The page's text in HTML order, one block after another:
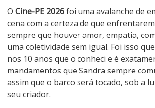
O Cine-PE 2026foi uma avalanche de
cena com a certeza de que
sempre que houver amor, empatia,
uma coletividade sem igual. Foi isso
nos 10 anos que o conheci e é
mandamentos que Sandra sempre
assim que o barco será tocado, sob a
seu criador.